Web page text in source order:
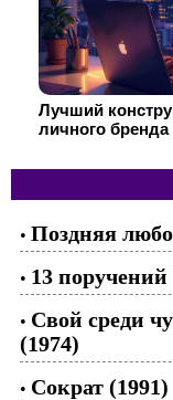
Лучший
личного бренда
• Поздняя
• 13 поручений
• Свой среди
(1974)
• Сократ (1991)